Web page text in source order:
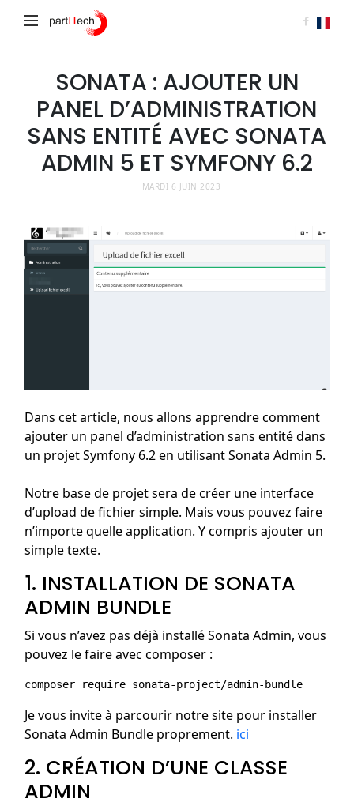
partITech
SONATA : AJOUTER UN
PANEL D’ADMINISTRATION
SANS ENTITÉ AVEC SONATA
ADMIN 5 ET SYMFONY 6.2
MARDI 6 JUIN 2023
Dans cet article, nous allons apprendre comment
ajouter un panel d’administration sans entité dans
un projet Symfony 6.2 en utilisant Sonata Admin 5.
Notre base de projet sera de créer une interface
d’upload de fichier simple. Mais vous pouvez faire
n’importe quelle application. Y compris ajouter un
simple texte.
1. INSTALLATION DE SONATA
ADMIN BUNDLE
Si vous n’avez pas déjà installé Sonata Admin, vous
pouvez le faire avec composer :
Je vous invite à parcourir notre site pour installer
Sonata Admin Bundle proprement. ici
2. CRÉATION D’UNE CLASSE
ADMIN